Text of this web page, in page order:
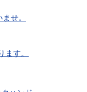
せ。
ます。